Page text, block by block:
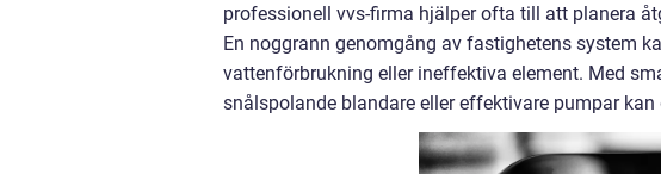
professionell vvs-firma hjälper ofta till att planera
En noggrann genomgång av fastighetens system
vattenförbrukning eller ineffektiva element. Med
snålspolande blandare eller effektivare pumpar